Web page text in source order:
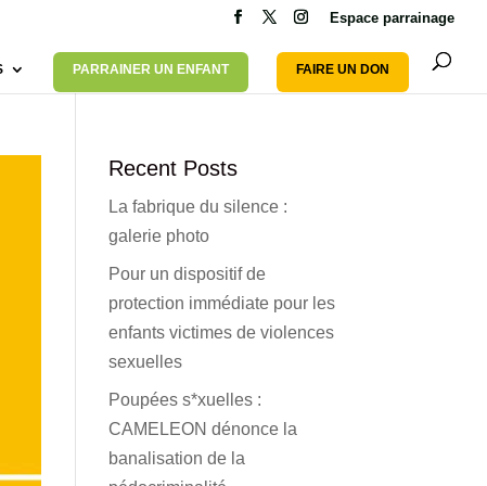
Espace parrainage
PARRAINER UN ENFANT FAIRE UN DON
Recent Posts
La fabrique du silence :
galerie photo
Pour un dispositif de
protection immédiate pour les
enfants victimes de violences
sexuelles
Poupées s*xuelles :
CAMELEON dénonce la
banalisation de la